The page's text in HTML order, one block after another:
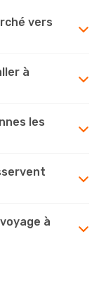
vers
à
les
à